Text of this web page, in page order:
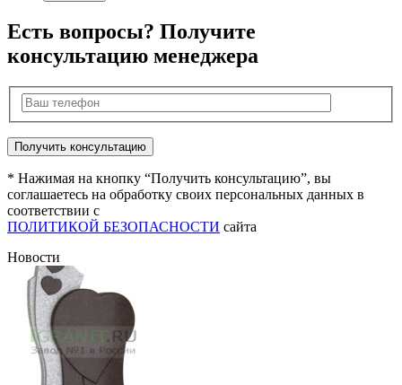
Есть вопросы? Получите
консультацию менеджера
* Нажимая на кнопку “Получить консультацию”, вы
соглашаетесь на обработку своих персональных данных в
соответствии с
ПОЛИТИКОЙ БЕЗОПАСНОСТИ сайта
Новости